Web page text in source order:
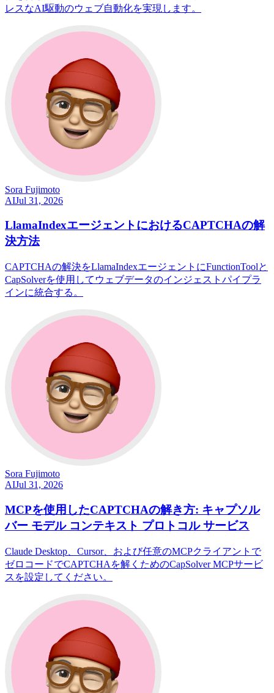
レスなAI駆動のウェブ自動化を実現します。
Sora Fujimoto
AIJul 31, 2026
LlamaIndexエージェントにおけるCAPTCHAの解
決方法
CAPTCHAの解決をLlamaIndexエージェントにFunctionToolと
CapSolverを使用してウェブデータのインジェストパイプラ
インに統合する。
Sora Fujimoto
AIJul 31, 2026
MCPを使用したCAPTCHAの解き方: キャプソル
バー モデル コンテキスト プロトコル サービス
Claude Desktop、Cursor、および任意のMCPクライアントで
ゼロコードでCAPTCHAを解くためのCapSolver MCPサービ
スを設定してください。